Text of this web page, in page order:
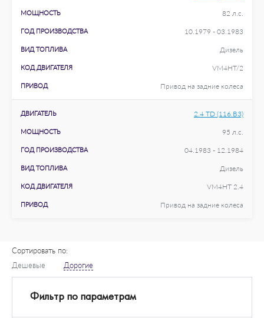
МОЩНОСТЬ 82 л.с.
ГОД ПРОИЗВОДСТВА 10.1979 - 03.1983
ВИД ТОПЛИВА Дизель
КОД ДВИГАТЕЛЯ VM4HT/2
ПРИВОД Привод на задние колеса
ДВИГАТЕЛЬ 2.4 TD (116.B3)
МОЩНОСТЬ 95 л.с.
ГОД ПРОИЗВОДСТВА 04.1983 - 12.1984
ВИД ТОПЛИВА Дизель
КОД ДВИГАТЕЛЯ VM4HT 2.4
ПРИВОД Привод на задние колеса
Сортировать по:
Дешевые
Дорогие
Фильтр по параметрам